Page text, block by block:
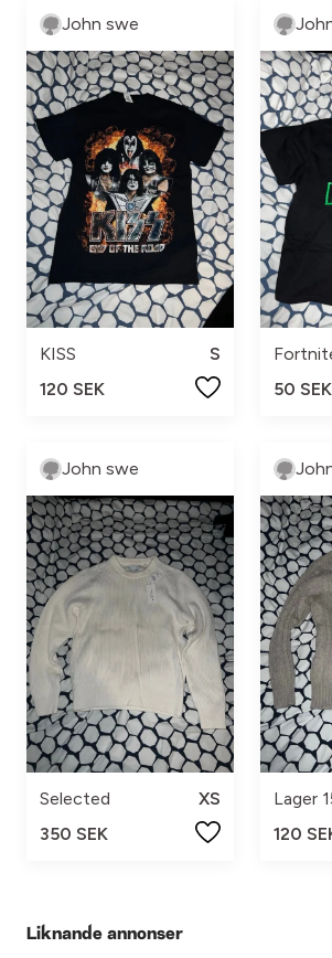
John swe
KISS
S
120 SEK
50 SEK
John swe
Selected
XS
350 SEK
Lager
120
Liknande annonser